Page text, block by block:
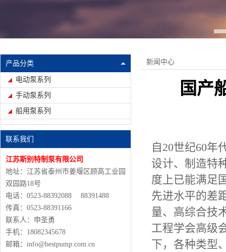
产品分类
电动泵系列
手动泵系列
船用泵系列
联系我们
江苏斯别特制泵有限公司
地址：江苏省泰州市姜堰区顾高工业园
双园路18号
电话：0523-88392088 88391488
传真：0523-88391166
联系人：申圣勇
手机：18082345678
邮箱：info@bestpump.com.cn
新闻中心
国产
自20世纪60年
设计、制造特
度上已能满足
先进水平的差
量、高综合技
工程学会高级
下，各种类型